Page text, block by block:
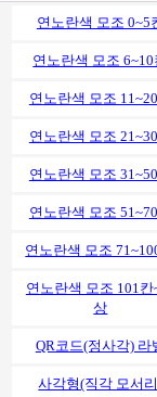
연노란색 모조 0~5
연노란색 모조 6~10
연노란색 모조
연노란색 모조
연노란색 모조
연노란색 모조
연노란색 모조
연노란색 모조 101칸
상
QR코드(정사각) 라
사각형(직각 모서